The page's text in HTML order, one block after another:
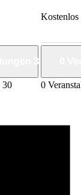
Kostenlos
30
30 0